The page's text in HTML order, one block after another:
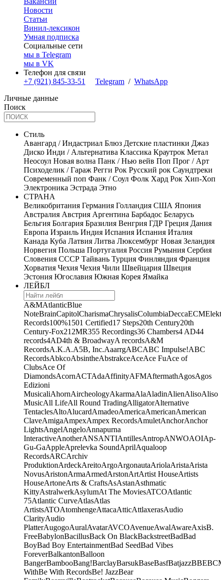
Новости
Статьи
Винил-лексикон
Умная подписка
Социальные сети
мы в Telegram
мы в VK
Телефон для связи
+7 (921) 845-33-51
Telegram / WhatsApp
Личные данные
Поиск
Стиль
Авангард / Индастриал Блюз Детские пластинки Джаз
Диско Инди / Альтернатива Классика Краутрок Метал
Неосоул Новая волна Панк / Нью вейв Поп Прог / Арт
Психоделик / Гараж Регги Рок Русский рок Саундтреки
Современный поп Фанк / Соул Фолк Хард Рок Хип-Хоп
Электроника Эстрада Этно
СТРАНА
Великобритания Германия Голландия США Япония
Австралия Австрия Аргентина Барбадос Беларусь
Бельгия Болгария Бразилия Венгрия ГДР Греция Дания
Европа Израиль Индия Испания Испания Италия
Канада Куба Латвия Литва Люксембург Новая Зеландия
Норвегия Польша Португалия Россия Румыния Сербия
Словения СССР Тайвань Турция Финляндия Франция
Хорватия Чехия Чехия Чили Швейцария Швеция
Эстония Югославия Южная Корея Ямайка
ЛЕЙБЛ
A&MAtlanticBlue
NoteBrainCapitolCharismaChrysalisColumbiaDeccaECM
Records100%1501 Certified17 Steps20th Century20th
Century-Fox21 2MR355 Recordings36 Chambers4 AD44
records4AD4th & BroadwayA recordsA&M
RecordsA.K.A.A5B, Inc.AaarrgABCABC Impulse!ABC
RecordsAbkcoAbsintheAbstrakceAceAce FuAce of
ClubsAce Of
DiamondsAcornACTAdaAffinityAFMAftermathAgosAgos
Edizioni
MusicaliAhornAircheologyAkarmaAlaAladinAlienAlisoAliso
MusicAll LifeAll Round TradingAlligatorAlternative
TentaclesAltoAlucardAmadeoAmericaAmericanAmerican
ClaveAmigaAmpexAmpex RecordsAmuletAnchorAnchor
LightsAngelAngeloAnnapurna
InteractiveAnotherANSANTIAntillesAntropANWOAOIAp-
Gu-GaAppleAprelevka SoundAprilAqualoop
RecordsARCArchiv
ProduktionArdeckAreitoArgoArgonautaAriolaAristaArista
NovusAristonArmaArmedArstonArtArtist HouseArtists
HouseArtoneArts & CraftsAsAstanAsthmatic
KittyAstralwerkAsylumAt The MoviesATCOAtlantic
75Atlantic CurveAtlasAtlas
ArtistsATOAtomhengeAttacaAtticAttlaxerasAudio
ClarityAudio
PlatterAugogoAuralAvatarAVCOAvenueAwalAwareAxisB.
FreeBabylonBacillusBack On BlackBackstreetBadBad
BoyBad Boy EntertainmentBad SeedBad Vibes
ForeverBalkantonBalloon
BangerBambooBang!BarclayBarsukBaseBasfBatjazzBBE
WithBe With RecordsBe! JazzBear